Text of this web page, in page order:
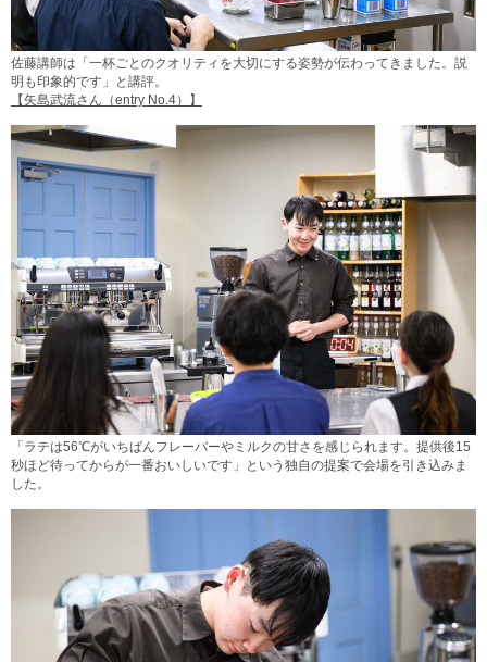
佐藤講師は「一杯ごとのクオリティを大切にする姿勢が伝わってきました。説
明も印象的です」と講評。
【矢島武流さん（entry No.4）】
「ラテは56℃がいちばんフレーバーやミルクの甘さを感じられます。提供後15
秒ほど待ってからが一番おいしいです」という独自の提案で会場を引き込みま
した。